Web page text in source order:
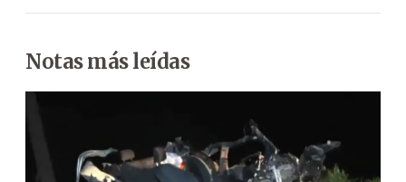
Notas más leídas